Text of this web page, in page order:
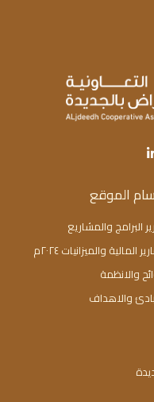
الموقع
البرامج والمشاريع
المالية والميزانيات ٢٠٢٤م
والانظمة
والاهداف